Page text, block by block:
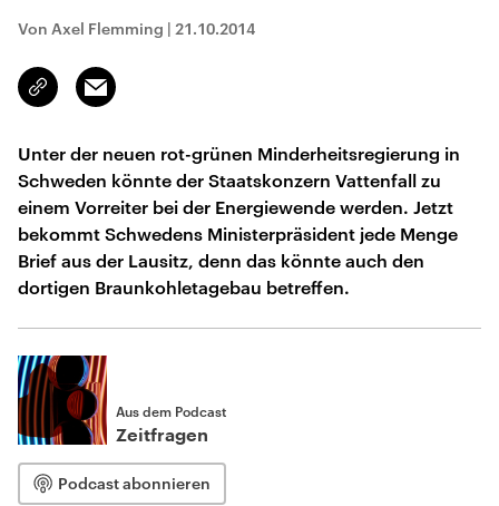
Von Axel Flemming | 21.10.2014
Link
kopieren/teilen
Email
Unter der neuen rot-grünen Minderheitsregierung in
Schweden könnte der Staatskonzern Vattenfall zu
einem Vorreiter bei der Energiewende werden. Jetzt
bekommt Schwedens Ministerpräsident jede Menge
Brief aus der Lausitz, denn das könnte auch den
dortigen Braunkohletagebau betreffen.
Aus dem Podcast
Zeitfragen
Podcast abonnieren